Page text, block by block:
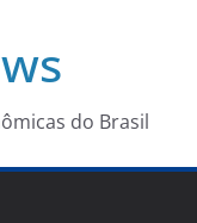
do Brasil